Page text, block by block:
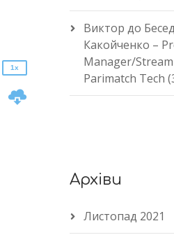
1x
Виктор до
Какойченко –
Manager/
Parimatch Tech
Архіви
Листопад 2021